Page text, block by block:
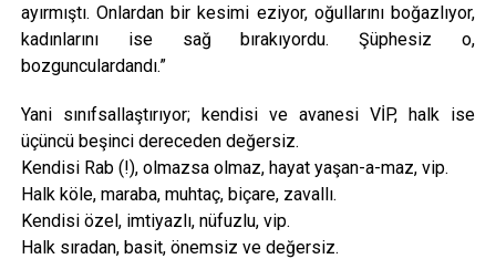
ayırmıştı. Onlardan bir kesimi eziyor, oğullarını boğazlıyor,
kadınlarını ise sağ bırakıyordu. Şüphesiz o,
bozgunculardandı.”
Yani sınıfsallaştırıyor; kendisi ve avanesi VİP, halk ise
üçüncü beşinci dereceden değersiz.
Kendisi Rab (!), olmazsa olmaz, hayat yaşan-a-maz, vip.
Halk köle, maraba, muhtaç, biçare, zavallı.
Kendisi özel, imtiyazlı, nüfuzlu, vip.
Halk sıradan, basit, önemsiz ve değersiz.